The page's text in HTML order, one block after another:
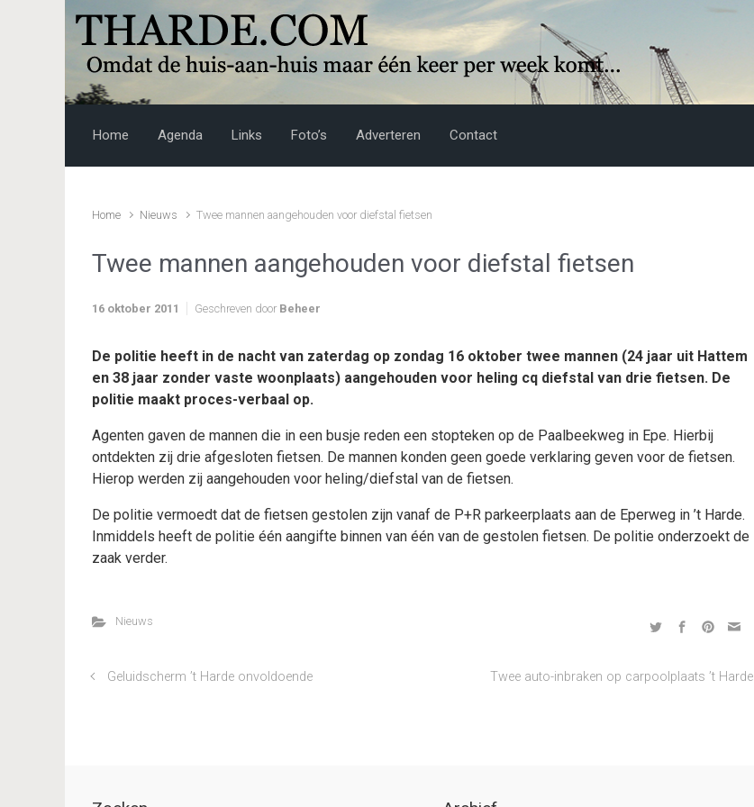
Skip to main content
Home Agenda Links Foto’s Adverteren Contact
Home Nieuws Twee mannen aangehouden voor diefstal fietsen
Twee mannen aangehouden voor diefstal fietsen
16 oktober 2011 Geschreven door Beheer
De politie heeft in de nacht van zaterdag op zondag 16 oktober twee mannen (24 jaar uit Hattem
en 38 jaar zonder vaste woonplaats) aangehouden voor heling cq diefstal van drie fietsen. De
politie maakt proces-verbaal op.
Agenten gaven de mannen die in een busje reden een stopteken op de Paalbeekweg in Epe. Hierbij
ontdekten zij drie afgesloten fietsen. De mannen konden geen goede verklaring geven voor de fietsen.
Hierop werden zij aangehouden voor heling/diefstal van de fietsen.
De politie vermoedt dat de fietsen gestolen zijn vanaf de P+R parkeerplaats aan de Eperweg in ’t Harde.
Inmiddels heeft de politie één aangifte binnen van één van de gestolen fietsen. De politie onderzoekt de
zaak verder.
Nieuws
Geluidscherm ’t Harde onvoldoende Twee auto-inbraken op carpoolplaats ’t Harde